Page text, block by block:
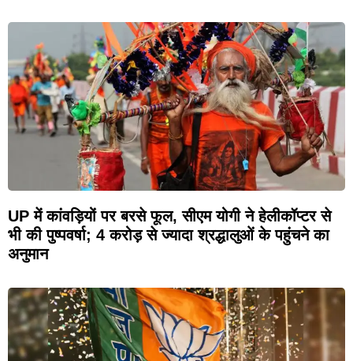
UP में कांवड़ियों पर बरसे फूल, सीएम योगी ने हेलीकॉप्टर से
भी की पुष्पवर्षा; 4 करोड़ से ज्यादा श्रद्धालुओं के पहुंचने का
अनुमान